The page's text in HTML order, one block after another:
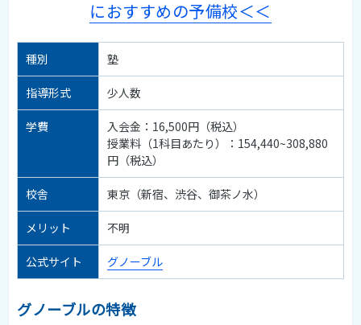
におすすめの予備校＜＜
種別 塾
指導形式 少人数
学費
入会金：16,500円（税込）
授業料（1科目あたり）：154,440~308,880
円（税込）
校舎 東京（新宿、渋谷、御茶ノ水）
メリット 不明
公式サイト グノーブル
グノーブルの特徴